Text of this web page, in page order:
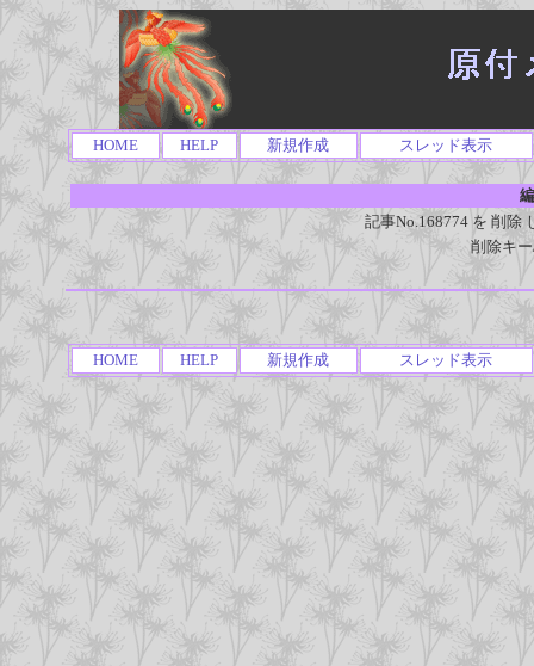
HOME HELP 新規作成 スレッド表示
記事No.168774 を 削除
削除キ
HOME HELP 新規作成 スレッド表示